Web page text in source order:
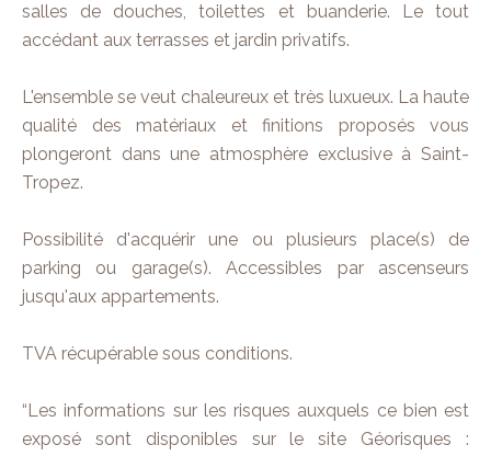
salles de douches, toilettes et buanderie. Le tout
accédant aux terrasses et jardin privatifs.
L'ensemble se veut chaleureux et très luxueux. La haute
qualité des matériaux et finitions proposés vous
plongeront dans une atmosphère exclusive à Saint-
Tropez.
Possibilité d'acquérir une ou plusieurs place(s) de
parking ou garage(s). Accessibles par ascenseurs
jusqu'aux appartements.
TVA récupérable sous conditions.
“Les informations sur les risques auxquels ce bien est
exposé sont disponibles sur le site Géorisques :